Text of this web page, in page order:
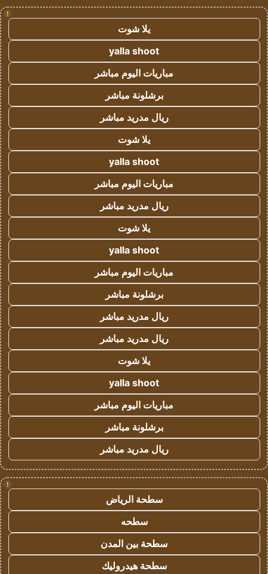
!
يلا شوت
yalla shoot
مباريات اليوم مباشر
برشلونة مباشر
ريال مدريد مباشر
يلا شوت
yalla shoot
مباريات اليوم مباشر
ريال مدريد مباشر
يلا شوت
yalla shoot
مباريات اليوم مباشر
برشلونة مباشر
ريال مدريد مباشر
ريال مدريد مباشر
يلا شوت
yalla shoot
مباريات اليوم مباشر
برشلونة مباشر
ريال مدريد مباشر
!
سطحة الرياض
سطحه
سطحة بين المدن
سطحة هيدروليك